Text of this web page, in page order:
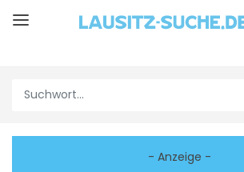
- Anzeige -